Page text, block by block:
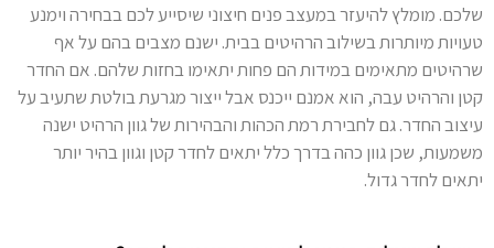
שלכם. מומלץ להיעזר במעצב פנים חיצוני שיסייע לכם בבחירה וימנע
טעויות מיותרות בשילוב הרהיטים בבית. ישנם מצבים בהם על אף
שרהיטים מתאימים במידות הם פחות יתאימו בחזות שלהם. אם החדר
קטן והרהיט עבה, הוא אמנם ייכנס אבל ייצור מגרעת בולטת שתעיב על
עיצוב החדר. גם לחבירת רמת הכהות והבהירות של גוון הרהיט ישנה
משמעות, שכן גוון כהה בדרך כלל יתאים לחדר קטן וגוון בהיר יותר
יתאים לחדר גדול.